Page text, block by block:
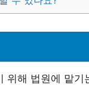
위해 법원에 맡